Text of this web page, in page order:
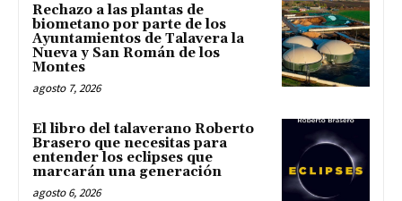
Rechazo a las plantas de
biometano por parte de los
Ayuntamientos de Talavera la
Nueva y San Román de los
Montes
agosto 7, 2026
El libro del talaverano Roberto
Brasero que necesitas para
entender los eclipses que
marcarán una generación
agosto 6, 2026